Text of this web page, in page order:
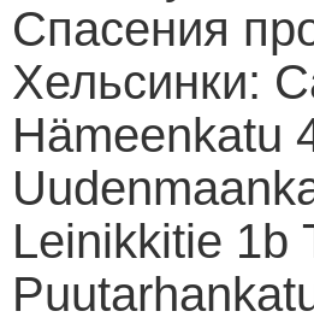
Спасения
Хельсинки:
Hämeenkatu
Leinikkitie 1b